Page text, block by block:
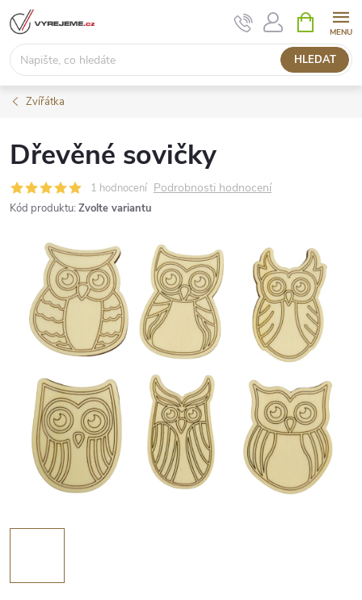
Přejít
na
obsah
HLEDAT
NÁKUPNÍ
KOŠÍK
Zvířátka
Dřevěné sovičky
1 hodnocení Podrobnosti hodnocení
Kód produktu: Zvolte variantu